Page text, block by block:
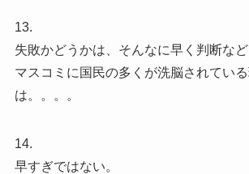
13.
失敗かどうかは、そんなに早く判断な
マスコミに国民の多くが洗脳されてい
は。。。。
14.
早すぎではない。